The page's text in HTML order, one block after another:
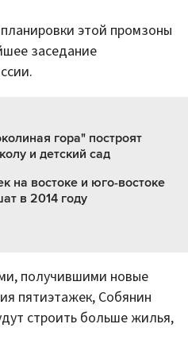
этой промзоны
заседание
гора" построят
и детский сад
на востоке и юго-востоке
в 2014 году
получившими новые
пятиэтажек, Собянин
строить больше жилья,